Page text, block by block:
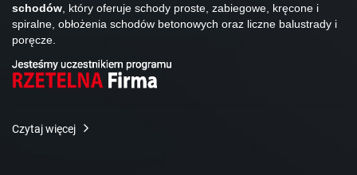
schodów, który oferuje schody proste, zabiegowe, kręcone i
spiralne, obłożenia schodów betonowych oraz liczne balustrady i
poręcze.
Czytaj więcej